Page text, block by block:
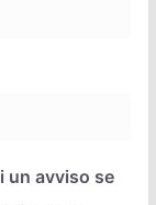
un avviso se